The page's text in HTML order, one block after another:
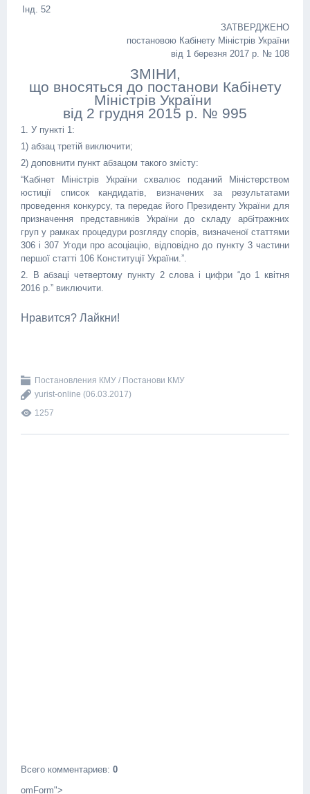
Інд. 52
ЗАТВЕРДЖЕНО
постановою Кабінету Міністрів України
від 1 березня 2017 р. № 108
ЗМІНИ,
що вносяться до постанови Кабінету
Міністрів України
від 2 грудня 2015 р. № 995
1. У пункті 1:
1) абзац третій виключити;
2) доповнити пункт абзацом такого змісту:
“Кабінет Міністрів України схвалює поданий Міністерством
юстиції список кандидатів, визначених за результатами
проведення конкурсу, та передає його Президенту України для
призначення представників України до складу арбітражних
груп у рамках процедури розгляду спорів, визначеної статтями
306 і 307 Угоди про асоціацію, відповідно до пункту 3 частини
першої статті 106 Конституції України.”.
2. В абзаці четвертому пункту 2 слова і цифри “до 1 квітня
2016 р.” виключити.
Нравится? Лайкни!
Постановления КМУ / Постанови КМУ
yurist-online (06.03.2017)
1257
Всего комментариев: 0
omForm">